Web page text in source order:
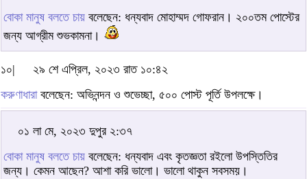
বোকা মানুষ বলতে চায় বলেছেন: ধন্যবাদ মোহাম্মদ গোফরান। ২০০তম পোস্টের
জন্য আগ্রীম শুভকামনা।
১০|
২৯ শে এপ্রিল, ২০২৩ রাত ১০:৪২
করুণাধারাবলেছেন: অভিনন্দন ও শুভেচ্ছা, ৫০০ পোস্ট পূর্তি উপলক্ষে।
০১ লা মে, ২০২৩ দুপুর ২:৩৭
বোকা মানুষ বলতে চায় বলেছেন: ধন্যবাদ এবং কৃতজ্ঞতা রইলো উপস্তিতির
জন্য। কেমন আছেন? আশা করি ভালো। ভালো থাকুন সবসময়।